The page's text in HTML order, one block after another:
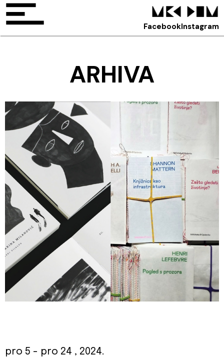
FacebookInstagram
ARHIVA
pro 5 - pro 24 , 2024.